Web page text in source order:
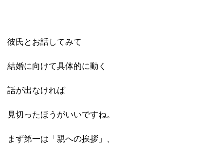
彼氏とお話してみて
結婚に向けて具体的に動く
話が出なければ
見切ったほうがいいですね。
まず第一は「親への挨拶」、